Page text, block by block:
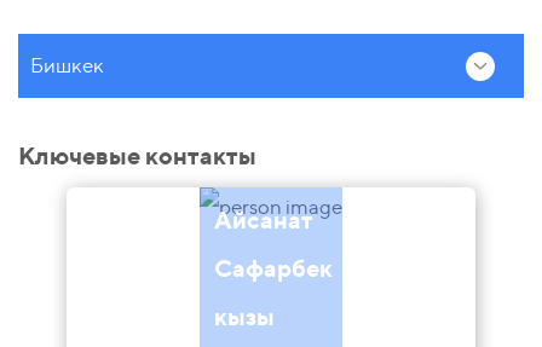
Бишкек
Ключевые контакты
Айсанат
Сафарбек
кызы